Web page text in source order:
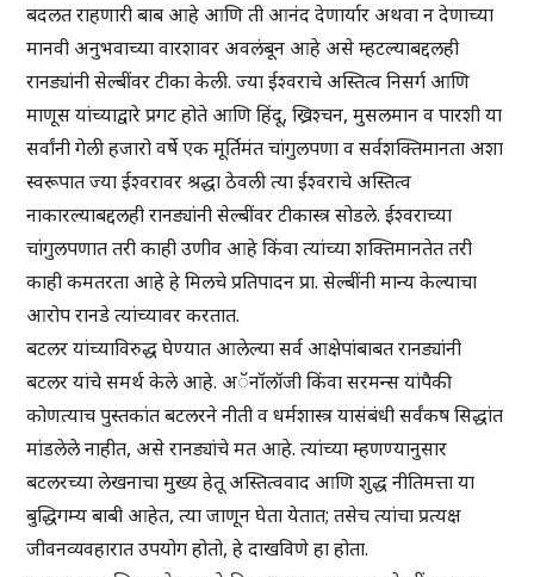
बदलत राहणारी बाब आहे आणि ती आनंद देणार्यार अथवा न देणाच्या
मानवी अनुभवाच्या वारशावर अवलंबून आहे असे म्हटल्याबद्दलही
रानड्यांनी सेल्बींवर टीका केली. ज्या ईश्वराचे अस्तित्व निसर्ग आणि
माणूस यांच्याद्वारे प्रगट होते आणि हिंदू, ख्रिश्चन, मुसलमान व पारशी या
सर्वांनी गेली हजारो वर्षे एक मूर्तिमंत चांगुलपणा व सर्वशक्तिमानता अशा
स्वरूपात ज्या ईश्वरावर श्रद्धा ठेवली त्या ईश्वराचे अस्तित्व
नाकारल्याबद्दलही रानड्यांनी सेल्बींवर टीकास्त्र सोडले. ईश्वराच्या
चांगुलपणात तरी काही उणीव आहे किंवा त्यांच्या शक्तिमानतेत तरी
काही कमतरता आहे हे मिलचे प्रतिपादन प्रा. सेल्बींनी मान्य केल्याचा
आरोप रानडे त्यांच्यावर करतात.
बटलर यांच्याविरुद्ध घेण्यात आलेल्या सर्व आक्षेपांबाबत रानड्यांनी
बटलर यांचे समर्थ केले आहे. अॅनॉलॉजी किंवा सरमन्स यांपैकी
कोणत्याच पुस्तकांत बटलरने नीती व धर्मशास्त्र यासंबंधी सर्वंकष सिद्धांत
मांडलेले नाहीत, असे रानड्यांचे मत आहे. त्यांच्या म्हणण्यानुसार
बटलरच्या लेखनाचा मुख्य हेतू अस्तित्ववाद आणि शुद्ध नीतिमत्ता या
बुद्धिगम्य बाबी आहेत, त्या जाणून घेता येतात; तसेच त्यांचा प्रत्यक्ष
जीवनव्यवहारात उपयोग होतो, हे दाखविणे हा होता.